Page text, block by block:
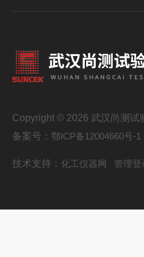
Copyright © 2026 武汉尚测
备案号： 鄂ICP备12004660号-1
技术支持： 化工仪器网 管理登